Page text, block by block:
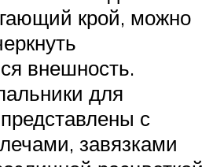
крой, можно
внешность.
для
с
завязками